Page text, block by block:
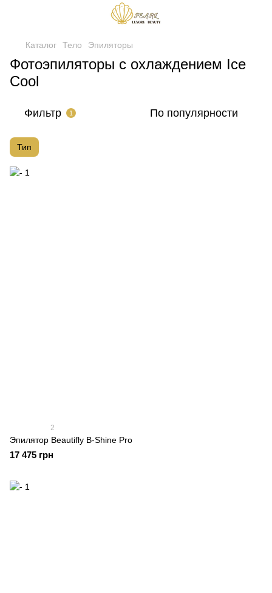
Каталог Тело Эпиляторы
Фотоэпиляторы с охлаждением Ice
Cool
Фильтр 1 По популярности
Тип
2
Эпилятор Beautifly B-Shine Pro
17 475 грн